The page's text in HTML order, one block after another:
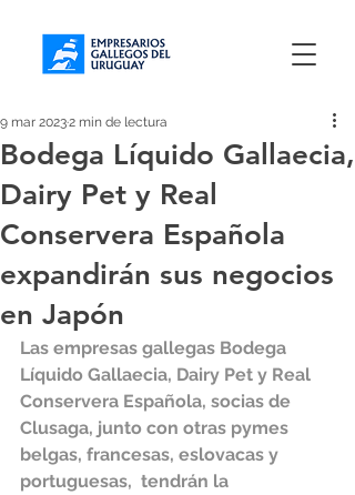
Bodega Líquido Gallaecia,
Dairy Pet y Real
Conservera Española
expandirán sus negocios
en Japón
9 mar 20232 min de lectura
Las empresas gallegas Bodega
Líquido Gallaecia, Dairy Pet y Real
Conservera Española, socias de
Clusaga, junto con otras pymes
belgas, francesas, eslovacas y
portuguesas,  tendrán la